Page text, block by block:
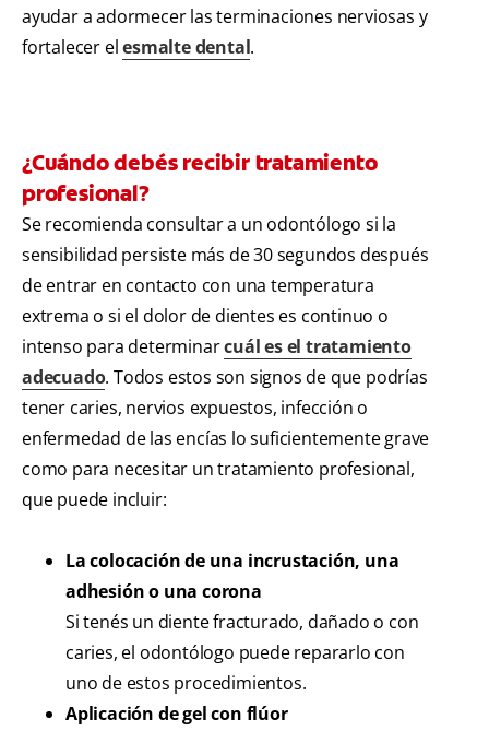
ayudar a adormecer las terminaciones nerviosas y
fortalecer elesmalte dental.
¿Cuándo debés recibir tratamiento
profesional?
Se recomienda consultar a un odontólogo si la
sensibilidad persiste más de 30 segundos después
de entrar en contacto con una temperatura
extrema o si el dolor de dientes es continuo o
intenso para determinarcuál es el tratamiento
adecuado. Todos estos son signos de que podrías
tener caries, nervios expuestos, infección o
enfermedad de las encías lo suficientemente grave
como para necesitar un tratamiento profesional,
que puede incluir:
La colocación de una incrustación, una
adhesión o una corona
Si tenés un diente fracturado, dañado o con
caries, el odontólogo puede repararlo con
uno de estos procedimientos.
Aplicación de gel con flúor